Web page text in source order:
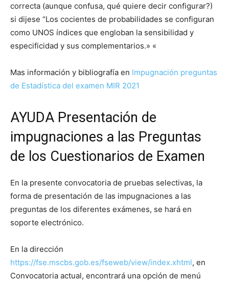
correcta (aunque confusa, qué quiere decir configurar?)
si dijese “Los cocientes de probabilidades se configuran
como UNOS índices que engloban la sensibilidad y
especificidad y sus complementarios.» «
Mas información y bibliografía en Impugnación preguntas
de Estadística del examen MIR 2021
AYUDA Presentación de
impugnaciones a las Preguntas
de los Cuestionarios de Examen
En la presente convocatoria de pruebas selectivas, la
forma de presentación de las impugnaciones a las
preguntas de los diferentes exámenes, se hará en
soporte electrónico.
En la dirección
https://fse.mscbs.gob.es/fseweb/view/index.xhtml, en
Convocatoria actual, encontrará una opción de menú